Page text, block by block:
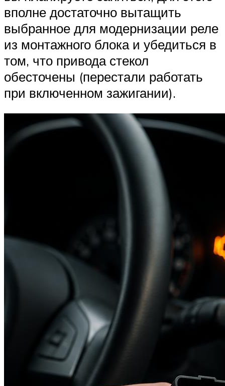
вполне достаточно вытащить
выбранное для модернизации реле
из монтажного блока и убедиться в
том, что привода стекол
обесточены (перестали работать
при включенном зажигании).